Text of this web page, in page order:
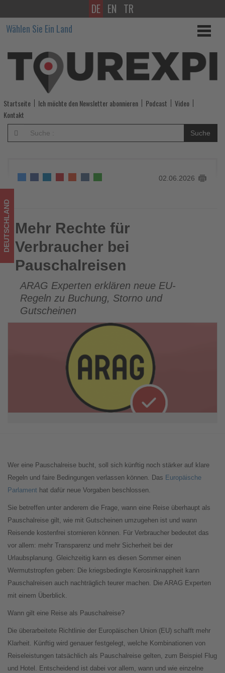
Mehr
Rechte
für
Verbraucher
bei
Pauschalreisen
was
im
Tourismus
los
ist!
DE EN TR
Wählen Sie Ein Land
Startseite Ich möchte den Newsletter abonnieren Podcast
Video
Kontakt
Suche
02.06.2026
Mehr Rechte für Verbraucher bei Pauschalreisen
DEUTSCHLAND Mehr Rechte für
Verbraucher bei
Pauschalreisen
ARAG Experten erklären neue EU-
Regeln zu Buchung, Storno und
Gutscheinen
Wer eine Pauschalreise bucht, soll sich künftig noch stärker auf klare
Regeln und faire Bedingungen verlassen können. Das Europäische
Parlament hat dafür neue Vorgaben beschlossen.
Sie betreffen unter anderem die Frage, wann eine Reise überhaupt als
Pauschalreise gilt, wie mit Gutscheinen umzugehen ist und wann
Reisende kostenfrei stornieren können. Für Verbraucher bedeutet das
vor allem: mehr Transparenz und mehr Sicherheit bei der
Urlaubsplanung. Gleichzeitig kann es diesen Sommer einen
Wermutstropfen geben: Die kriegsbedingte Kerosinknappheit kann
Pauschalreisen auch nachträglich teurer machen. Die ARAG Experten
mit einem Überblick.
Wann gilt eine Reise als Pauschalreise?
Die überarbeitete Richtlinie der Europäischen Union (EU) schafft mehr
Klarheit. Künftig wird genauer festgelegt, welche Kombinationen von
Reiseleistungen tatsächlich als Pauschalreise gelten, zum Beispiel Flug
und Hotel. Entscheidend ist dabei vor allem, wann und wie einzelne